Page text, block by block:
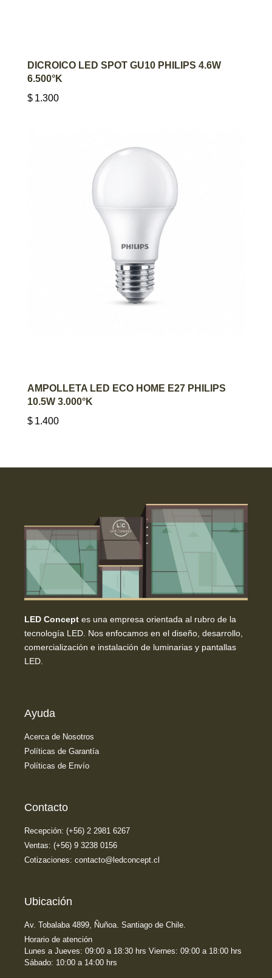
AGREGAR AL CARRITO
DICROICO LED SPOT GU10 PHILIPS 4.6W
6.500°K
$ 1.300
AGREGAR AL CARRITO
AMPOLLETA LED ECO HOME E27 PHILIPS
10.5W 3.000°K
$ 1.400
LED Concept es una empresa orientada al rubro de la
tecnología LED. Nos enfocamos en el diseño, desarrollo,
comercialización e instalación de luminarias y pantallas
LED.
Ayuda
Acerca de Nosotros
Políticas de Garantía
Políticas de Envío
Contacto
Recepción: (+56) 2 2981 6267
Ventas: (+56) 9 3238 0156
Cotizaciones: contacto@ledconcept.cl
Ubicación
Av. Tobalaba 4899, Ñuñoa. Santiago de Chile.
Horario de atención
Lunes a Jueves: 09:00 a 18:30 hrs Viernes: 09:00 a 18:00 hrs
Sábado: 10:00 a 14:00 hrs